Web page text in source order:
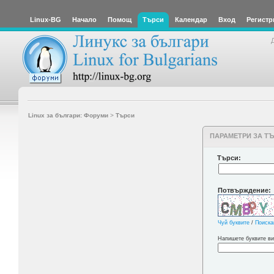
Linux-BG Начало Помощ Търси Календар Вход
Linux за българи: Форуми> Търси
ПАРАМЕТРИ ЗА
Търси:
Потвърждение:
Чуй буквите /
Напишете буквите